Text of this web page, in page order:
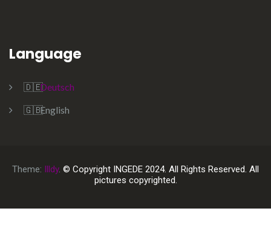
Language
Deutsch
English
Theme: Illdy. © Copyright INGEDE 2024. All Rights Reserved. All
pictures copyrighted.